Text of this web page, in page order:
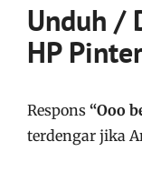
Unduh /
HP
Respons “Ooo
terdengar jika